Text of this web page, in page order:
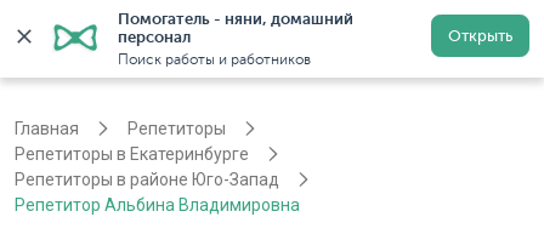
Помогатель - няни, домашний
персонал
Поиск работы и работников
Открыть
Екатеринбург Регистрация
Главная
Репетиторы
Репетиторы в Екатеринбурге
Репетиторы в районе Юго-Запад
Репетитор Альбина Владимировна